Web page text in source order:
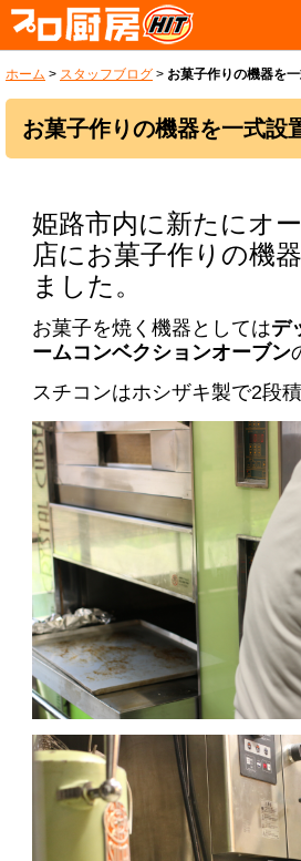
ホーム > スタッフブログ > お菓子作りの機器を一
お菓子作りの機器を一式設
姫路市内に新たにオ
店にお菓子作りの機
ました。
お菓子を焼く機器としてはデ
ームコンベクションオーブン
スチコンはホシザキ製で2段積